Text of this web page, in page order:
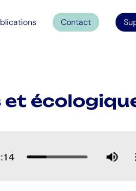
Contact